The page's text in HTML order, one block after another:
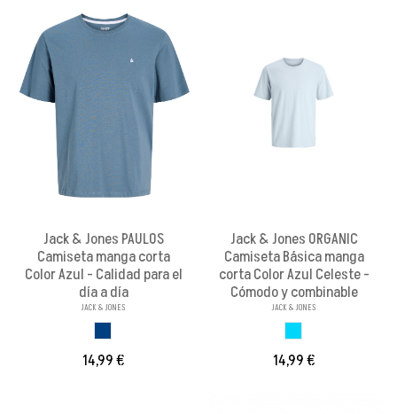
Jack & Jones PAULOS
Camiseta manga corta
Color Azul - Calidad para el
día a día
JACK & JONES
14,99 €
Jack & Jones ORGANIC
Camiseta Básica manga
corta Color Azul Celeste -
Cómodo y combinable
JACK & JONES
14,99 €